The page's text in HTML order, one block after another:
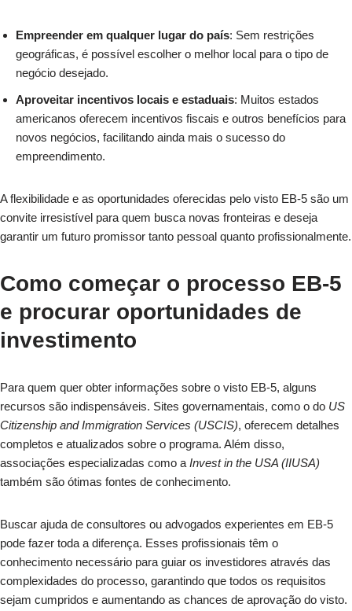
Empreender em qualquer lugar do país: Sem restrições
geográficas, é possível escolher o melhor local para o tipo de
negócio desejado.
Aproveitar incentivos locais e estaduais: Muitos estados
americanos oferecem incentivos fiscais e outros benefícios para
novos negócios, facilitando ainda mais o sucesso do
empreendimento.
A flexibilidade e as oportunidades oferecidas pelo visto EB-5 são um
convite irresistível para quem busca novas fronteiras e deseja
garantir um futuro promissor tanto pessoal quanto profissionalmente.
Como começar o processo EB-5
e procurar oportunidades de
investimento
Para quem quer obter informações sobre o visto EB-5, alguns
recursos são indispensáveis. Sites governamentais, como o do US
Citizenship and Immigration Services (USCIS), oferecem detalhes
completos e atualizados sobre o programa. Além disso,
associações especializadas como a Invest in the USA (IIUSA)
também são ótimas fontes de conhecimento.
Buscar ajuda de consultores ou advogados experientes em EB-5
pode fazer toda a diferença. Esses profissionais têm o
conhecimento necessário para guiar os investidores através das
complexidades do processo, garantindo que todos os requisitos
sejam cumpridos e aumentando as chances de aprovação do visto.